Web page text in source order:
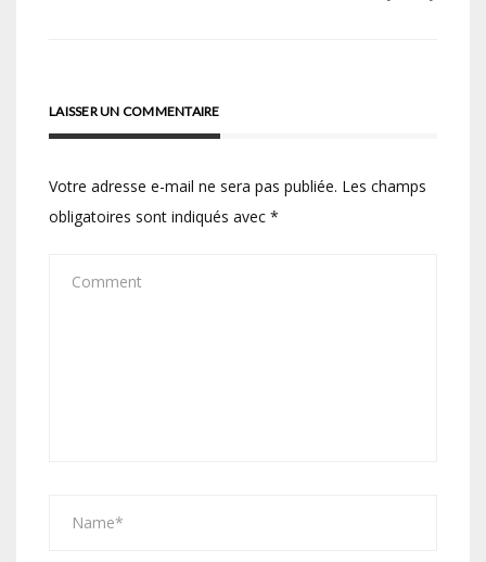
LAISSER UN COMMENTAIRE
Votre adresse e-mail ne sera pas publiée. Les champs
obligatoires sont indiqués avec *